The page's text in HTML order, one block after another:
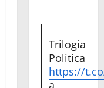
Trilogia
Politica
https://